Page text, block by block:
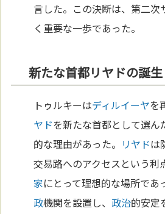
言した。この決断は、第二次
く重要な一歩であった。
新たな首都リヤドの誕生
トゥルキーはディルイーヤを
ヤドを新たな首都として選
的な理由があった。 リヤドは
交易路へのアクセスという利
家にとって理想的な場所であ
政機関を設置し、 政治的安定